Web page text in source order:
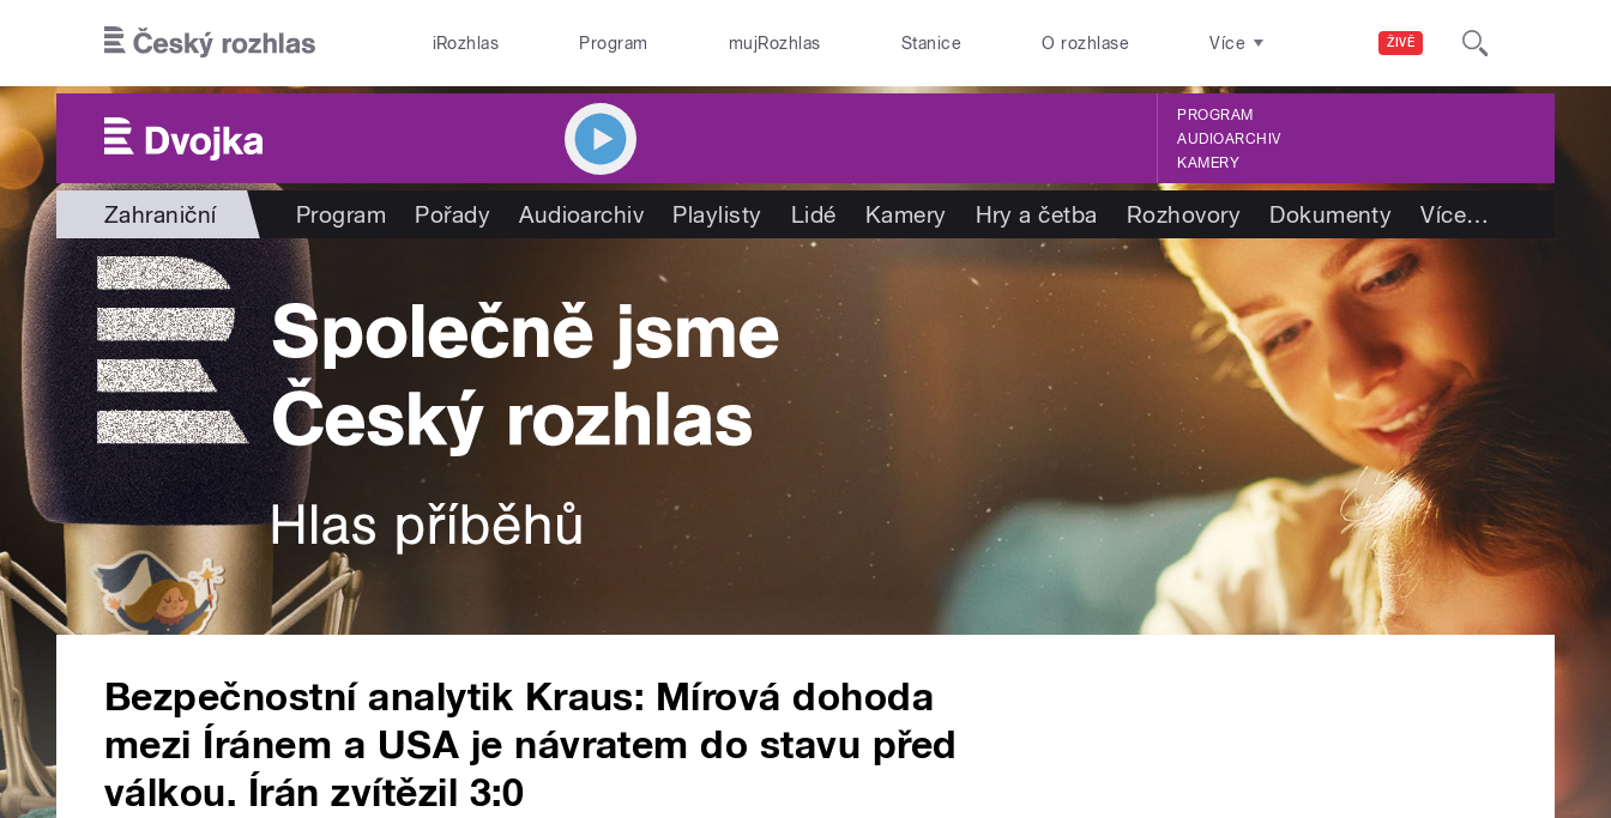
ŽIVĚ
iRozhlas Program mujRozhlas Stanice O rozhlase Více
PROGRAM
AUDIOARCHIV
KAMERY
Zahraniční Program Pořady Audioarchiv Playlisty Lidé Kamery Hry a četba Rozhovory Dokumenty Více…
Bezpečnostní analytik Kraus: Mírová dohoda
mezi Íránem a USA je návratem do stavu před
válkou. Írán zvítězil 3:0